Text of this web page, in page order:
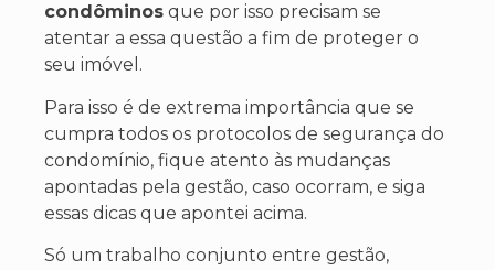
condôminos que por isso precisam se
atentar a essa questão a fim de proteger o
seu imóvel.
Para isso é de extrema importância que se
cumpra todos os protocolos de segurança do
condomínio, fique atento às mudanças
apontadas pela gestão, caso ocorram, e siga
essas dicas que apontei acima.
Só um trabalho conjunto entre gestão,